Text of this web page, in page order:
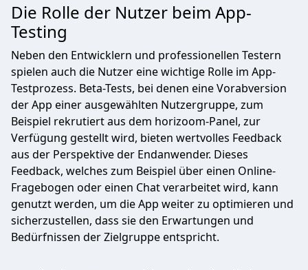
Die Rolle der Nutzer beim App-
Testing
Neben den Entwicklern und professionellen Testern
spielen auch die Nutzer eine wichtige Rolle im App-
Testprozess. Beta-Tests, bei denen eine Vorabversion
der App einer ausgewählten Nutzergruppe, zum
Beispiel rekrutiert aus dem horizoom-Panel, zur
Verfügung gestellt wird, bieten wertvolles Feedback
aus der Perspektive der Endanwender. Dieses
Feedback, welches zum Beispiel über einen Online-
Fragebogen oder einen Chat verarbeitet wird, kann
genutzt werden, um die App weiter zu optimieren und
sicherzustellen, dass sie den Erwartungen und
Bedürfnissen der Zielgruppe entspricht.